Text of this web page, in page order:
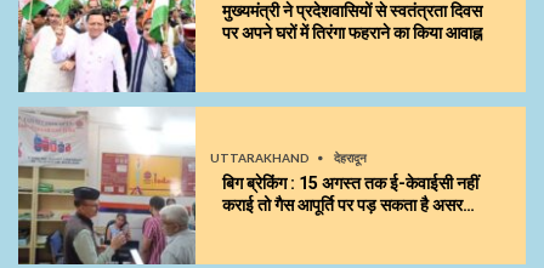
मुख्यमंत्री ने प्रदेशवासियों से स्वतंत्रता दिवस
पर अपने घरों में तिरंगा फहराने का किया आवाह्न
UTTARAKHAND देहरादून
बिग ब्रेकिंग : 15 अगस्त तक ई-केवाईसी नहीं
कराई तो गैस आपूर्ति पर पड़ सकता है असर…